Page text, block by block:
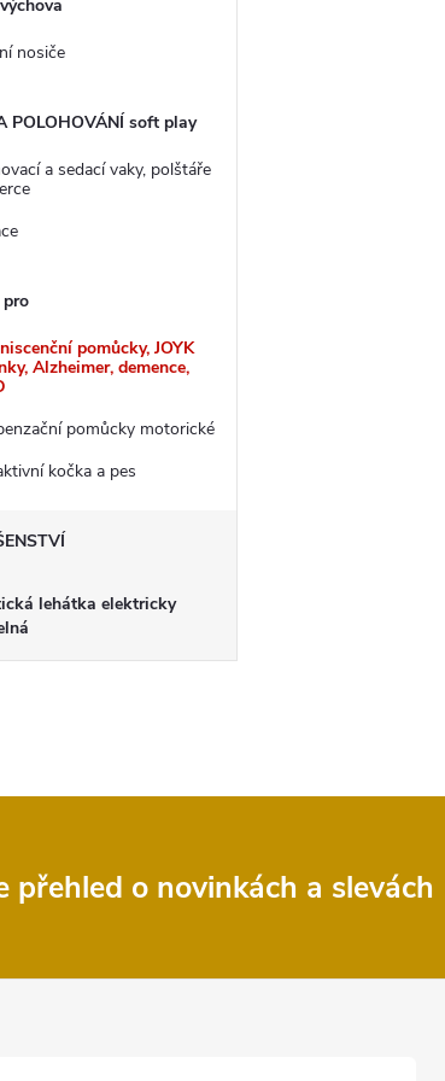
nosiče
POLOHOVÁNÍ soft play
a sedací vaky, polštáře
pro
pomůcky, JOYK
Alzheimer, demence,
pomůcky motorické
kočka a pes
lehátka elektricky
přehled o novinkách a slevách